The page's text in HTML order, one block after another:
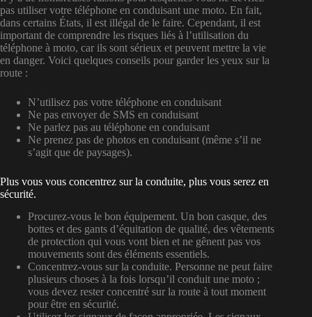
pas utiliser votre téléphone en conduisant une moto. En fait,
dans certains États, il est illégal de le faire. Cependant, il est
important de comprendre les risques liés à l’utilisation du
téléphone à moto, car ils sont sérieux et peuvent mettre la vie
en danger. Voici quelques conseils pour garder les yeux sur la
route :
N’utilisez pas votre téléphone en conduisant
Ne pas envoyer de SMS en conduisant
Ne parlez pas au téléphone en conduisant
Ne prenez pas de photos en conduisant (même s’il ne
s’agit que de paysages).
Plus vous vous concentrez sur la conduite, plus vous serez en
sécurité.
Procurez-vous le bon équipement. Un bon casque, des
bottes et des gants d’équitation de qualité, des vêtements
de protection qui vous vont bien et ne gênent pas vos
mouvements sont des éléments essentiels.
Concentrez-vous sur la conduite. Personne ne peut faire
plusieurs choses à la fois lorsqu’il conduit une moto ;
vous devez rester concentré sur la route à tout moment
pour être en sécurité.